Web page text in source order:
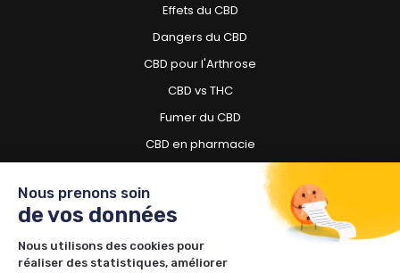
Effets du CBD
Dangers du CBD
CBD pour l'Arthrose
CBD vs THC
Fumer du CBD
CBD en pharmacie
Besoin d'acheter du CBD ?
Boutiques CBD à Toulouse
Nous prenons soin
de vos données
Nous utilisons des cookies pour
réaliser des statistiques, améliorer